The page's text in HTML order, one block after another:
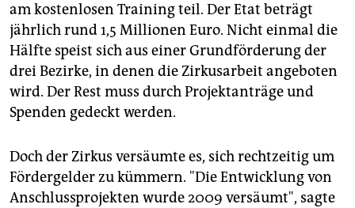
am kostenlosen Training teil. Der Etat beträgt
jährlich rund 1,5 Millionen Euro. Nicht einmal die
Hälfte speist sich aus einer Grundförderung der
drei Bezirke, in denen die Zirkusarbeit angeboten
wird. Der Rest muss durch Projektanträge und
Spenden gedeckt werden.
Doch der Zirkus versäumte es, sich rechtzeitig um
Fördergelder zu kümmern. "Die Entwicklung von
Anschlussprojekten wurde 2009 versäumt", sagte